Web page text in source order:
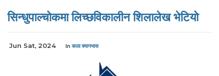
सिन्धुपाल्चोकमा लिच्छविकालीन शिलालेख भेटियो
Jun Sat, 2024 In कला क्यानभास